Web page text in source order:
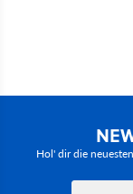
Hol' dir die